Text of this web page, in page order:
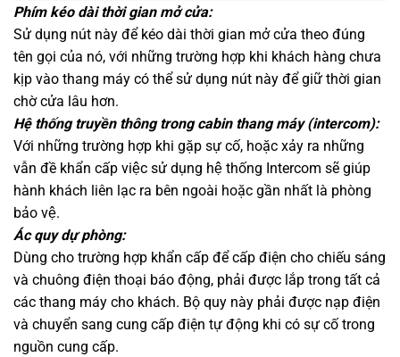
Phím kéo dài thời gian mở cửa:
Sử dụng nút này để kéo dài thời gian mở cửa theo đúng
tên gọi của nó, với những trường hợp khi khách hàng chưa
kịp vào thang máy có thể sử dụng nút này để giữ thời gian
chờ cửa lâu hơn.
Hệ thống truyền thông trong cabin thang máy (intercom):
Với những trường hợp khi gặp sự cố, hoặc xảy ra những
vẫn đề khẩn cấp việc sử dụng hệ thống Intercom sẽ giúp
hành khách liên lạc ra bên ngoài hoặc gần nhất là phòng
bảo vệ.
Ác quy dự phòng:
Dùng cho trường hợp khẩn cấp để cấp điện cho chiếu sáng
và chuông điện thoại báo động, phải được lắp trong tất cả
các thang máy cho khách. Bộ quy này phải được nạp điện
và chuyển sang cung cấp điện tự động khi có sự cố trong
nguồn cung cấp.